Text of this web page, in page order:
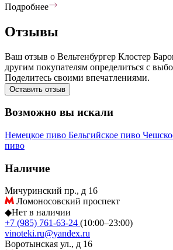
Подробнее
Отзывы
Ваш отзыв о Вельтенбургер Клостер
другим покупателям определиться с
Поделитесь своими впечатлениями.
Оставить отзыв
Возможно вы искали
Немецкое пиво Бельгийское пиво
пиво
Наличие
Мичуринский пр., д 16
Ломоносовский проспект
◆Нет в наличии
+7 (985) 761-63-24 (10:00–23:00)
vinoteki.ru@yandex.ru
Воротынская ул., д 16